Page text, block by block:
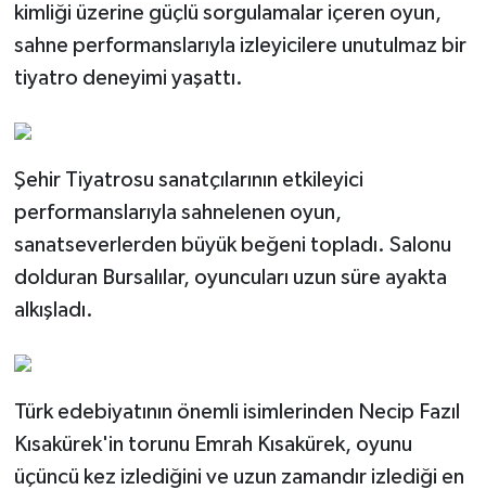
kimliği üzerine güçlü sorgulamalar içeren oyun,
sahne performanslarıyla izleyicilere unutulmaz bir
tiyatro deneyimi yaşattı.
Şehir Tiyatrosu sanatçılarının etkileyici
performanslarıyla sahnelenen oyun,
sanatseverlerden büyük beğeni topladı. Salonu
dolduran Bursalılar, oyuncuları uzun süre ayakta
alkışladı.
Türk edebiyatının önemli isimlerinden Necip Fazıl
Kısakürek'in torunu Emrah Kısakürek, oyunu
üçüncü kez izlediğini ve uzun zamandır izlediği en